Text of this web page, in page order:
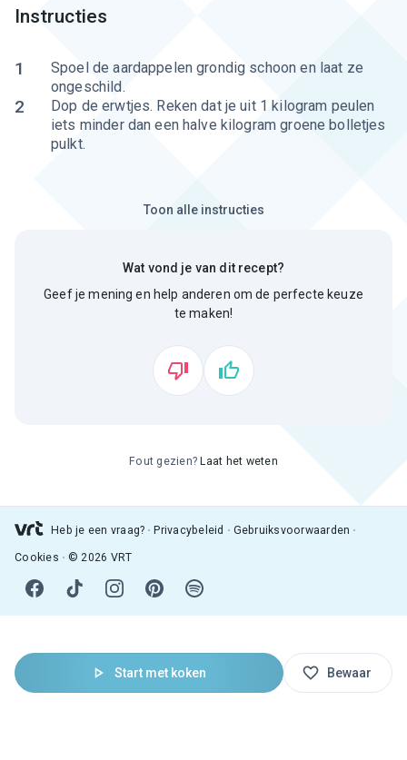
Start met koken Bewaar
Instructies
1
Spoel de aardappelen grondig schoon en laat ze
ongeschild.
2
Dop de erwtjes. Reken dat je uit 1 kilogram peulen
iets minder dan een halve kilogram groene bolletjes
pulkt.
Toon alle instructies
Wat vond je van dit recept?
Geef je mening en help anderen om de perfecte keuze
te maken!
Fout gezien? Laat het weten
Heb je een vraag? Privacybeleid Gebruiksvoorwaarden
Cookies © 2026 VRT